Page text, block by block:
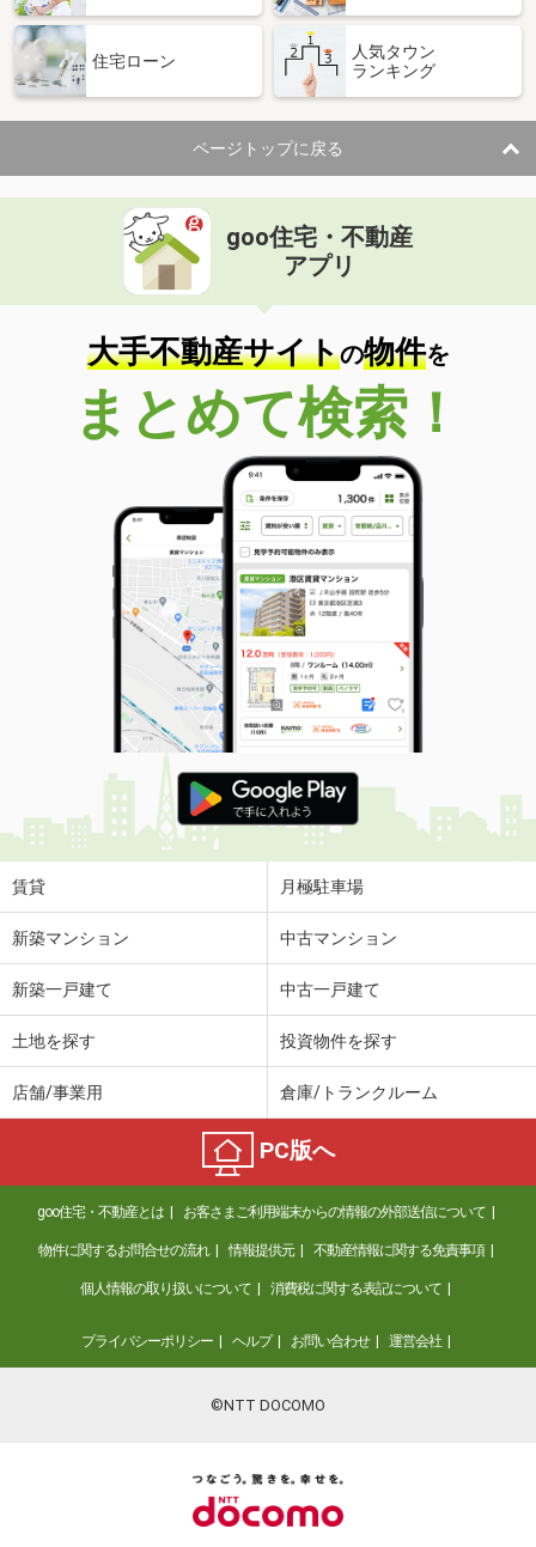
住宅ローン
人気タウン
ランキング
ページトップに戻る
goo住宅・不動産
アプリ
大手不動産サイトの物件を
まとめて検索！
賃貸 月極駐車場
新築マンション 中古マンション
新築一戸建て 中古一戸建て
土地を探す 投資物件を探す
店舗/事業用 倉庫/トランクルーム
PC版へ
goo住宅・不動産とは お客さまご利用端末からの情報の外部送信について
物件に関するお問合せの流れ 情報提供元 不動産情報に関する免責事項
個人情報の取り扱いについて 消費税に関する表記について
プライバシーポリシー ヘルプ お問い合わせ 運営会社
©NTT DOCOMO